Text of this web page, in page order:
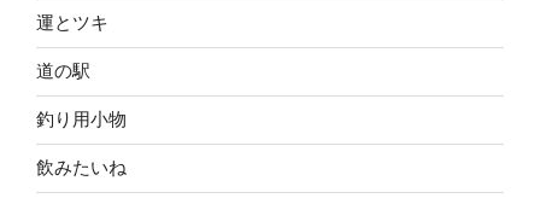
運とツキ
道の駅
釣り用小物
飲みたいね